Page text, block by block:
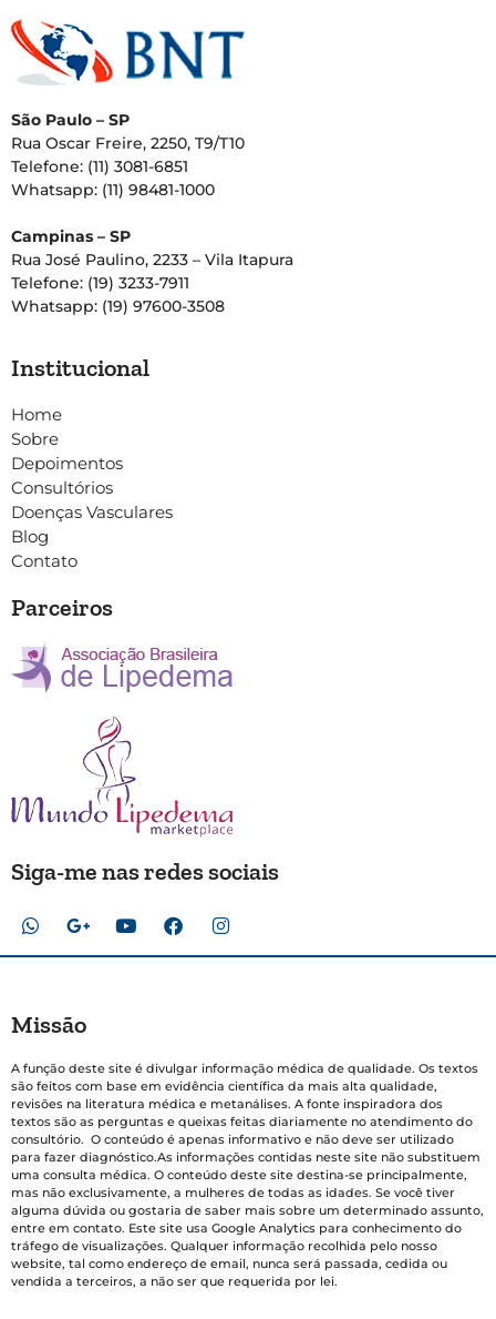
São Paulo – SP
Rua Oscar Freire, 2250, T9/T10
Telefone: (11) 3081-6851
Whatsapp: (11) 98481-1000
Campinas – SP
Rua José Paulino, 2233 – Vila Itapura
Telefone: (19) 3233-7911
Whatsapp: (19) 97600-3508
Institucional
Home
Sobre
Depoimentos
Consultórios
Doenças Vasculares
Blog
Contato
Parceiros
Siga-me nas redes sociais
Missão
A função deste site é divulgar informação médica de qualidade. Os textos
são feitos com base em evidência científica da mais alta qualidade,
revisões na literatura médica e metanálises. A fonte inspiradora dos
textos são as perguntas e queixas feitas diariamente no atendimento do
consultório. O conteúdo é apenas informativo e não deve ser utilizado
para fazer diagnóstico.As informações contidas neste site não substituem
uma consulta médica. O conteúdo deste site destina-se principalmente,
mas não exclusivamente, a mulheres de todas as idades. Se você tiver
alguma dúvida ou gostaria de saber mais sobre um determinado assunto,
entre em contato. Este site usa Google Analytics para conhecimento do
tráfego de visualizações. Qualquer informação recolhida pelo nosso
website, tal como endereço de email, nunca será passada, cedida ou
vendida a terceiros, a não ser que requerida por lei.